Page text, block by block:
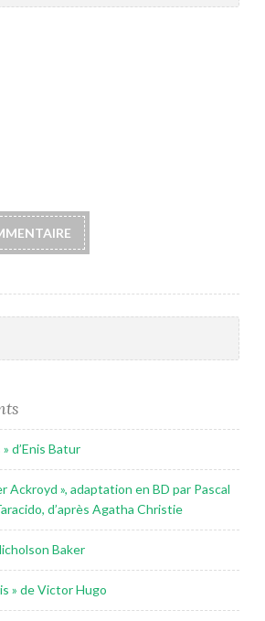
d’Enis Batur
Ackroyd », adaptation en BD par Pascal
d’après Agatha Christie
Baker
» de Victor Hugo